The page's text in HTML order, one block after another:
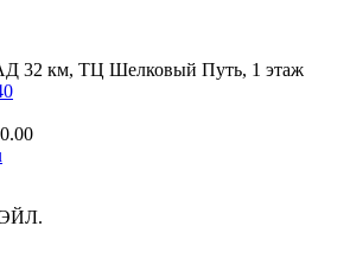
32 км, ТЦ Шелковый Путь, 1 этаж